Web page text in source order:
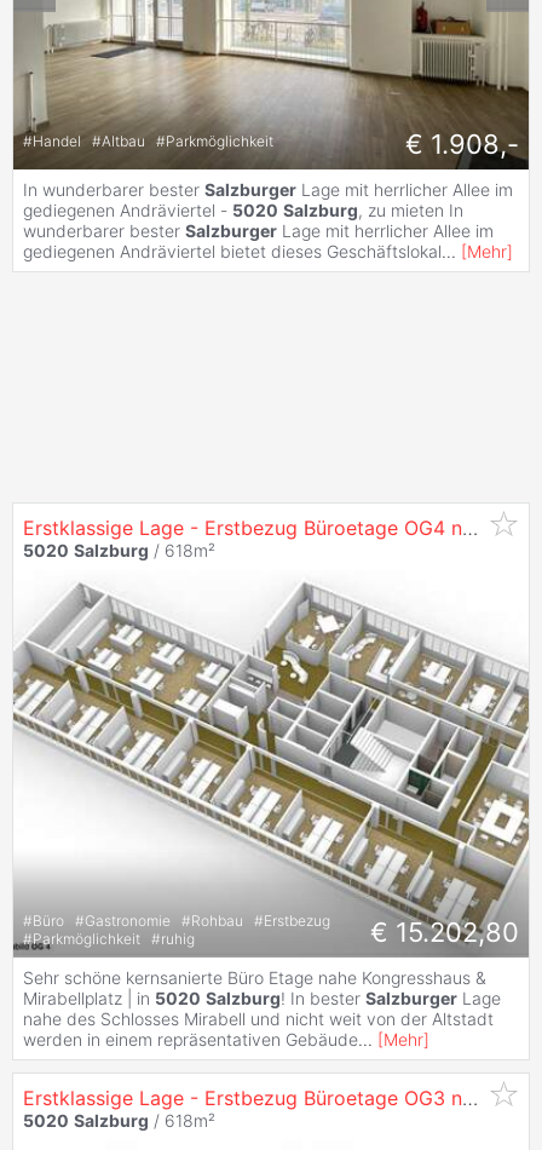
#Handel #Altbau #Parkmöglichkeit € 1.908,-
In wunderbarer bester Salzburger Lage mit herrlicher Allee im
gediegenen Andräviertel - 5020 Salzburg, zu mieten In
wunderbarer bester Salzburger Lage mit herrlicher Allee im
gediegenen Andräviertel bietet dieses Geschäftslokal... [Mehr]
Erstklassige Lage - Erstbezug Büroetage OG4 nach Sanierung in
5020 Salzburg / 618m²
#Büro #Gastronomie #Rohbau #Erstbezug
#Parkmöglichkeit #ruhig € 15.202,80
Sehr schöne kernsanierte Büro Etage nahe Kongresshaus &
Mirabellplatz | in 5020 Salzburg! In bester Salzburger Lage
nahe des Schlosses Mirabell und nicht weit von der Altstadt
werden in einem repräsentativen Gebäude... [Mehr]
Erstklassige Lage - Erstbezug Büroetage OG3 nach Sanierung in
5020 Salzburg / 618m²